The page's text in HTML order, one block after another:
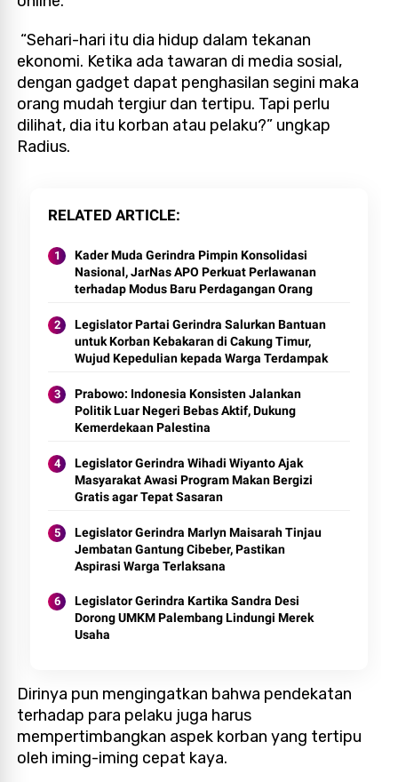
“Sehari-hari itu dia hidup dalam tekanan
ekonomi. Ketika ada tawaran di media sosial,
dengan gadget dapat penghasilan segini maka
orang mudah tergiur dan tertipu. Tapi perlu
dilihat, dia itu korban atau pelaku?” ungkap
Radius.
RELATED ARTICLE
Kader Muda Gerindra Pimpin Konsolidasi
Nasional, JarNas APO Perkuat Perlawanan
terhadap Modus Baru Perdagangan Orang
Legislator Partai Gerindra Salurkan Bantuan
untuk Korban Kebakaran di Cakung Timur,
Wujud Kepedulian kepada Warga Terdampak
Prabowo: Indonesia Konsisten Jalankan
Politik Luar Negeri Bebas Aktif, Dukung
Kemerdekaan Palestina
Legislator Gerindra Wihadi Wiyanto Ajak
Masyarakat Awasi Program Makan Bergizi
Gratis agar Tepat Sasaran
Legislator Gerindra Marlyn Maisarah Tinjau
Jembatan Gantung Cibeber, Pastikan
Aspirasi Warga Terlaksana
Legislator Gerindra Kartika Sandra Desi
Dorong UMKM Palembang Lindungi Merek
Usaha
Dirinya pun mengingatkan bahwa pendekatan
terhadap para pelaku juga harus
mempertimbangkan aspek korban yang tertipu
oleh iming-iming cepat kaya.